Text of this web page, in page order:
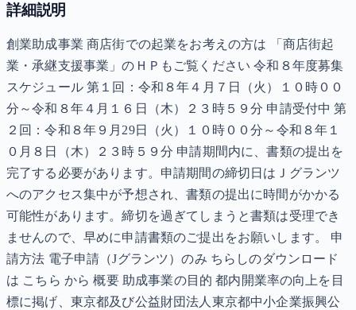
詳細説明
創業助成事業 商店街での起業をお考えの方は 「商店街起
業・承継支援事業」のＨＰもご覧ください 令和８年度募集
スケジュール 第１回：令和８年４月７日（火）１０時００
分～令和８年４月１６日（木）２３時５９分 申請受付中 第
２回：令和８年９月29日（火）１０時００分～令和８年１
０月８日（木）２３時５９分 申請期間内に、書類の提出を
完了する必要があります。申請期間の締切日はＪグランツ
へのアクセス集中が予想され、書類の提出に時間がかかる
可能性があります。締切を過ぎてしまうと書類は受理でき
ませんので、早めに申請書類のご提出をお願いします。 申
請方法 電子申請（Jグランツ）のみ ちらしのダウンロード
は こちら から 概要 助成事業の目的 都内開業率の向上を目
標に掲げ、東京都及び公益財団法人東京都中小企業振興公